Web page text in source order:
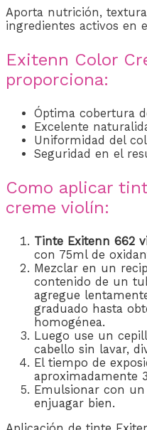
Aporta nutrición,
ingredientes activos en
Exitenn Color
proporciona:
Óptima cobertura
Excelente
Uniformidad del
Seguridad en el
Como aplicar
creme violín:
Tinte Exitenn 662
con 75ml de
Mezclar en un
contenido de un
agregue
graduado hasta
homogénea.
Luego use un
cabello sin lavar,
El tiempo de
aproximadamente
Emulsionar con
enjuagar bien.